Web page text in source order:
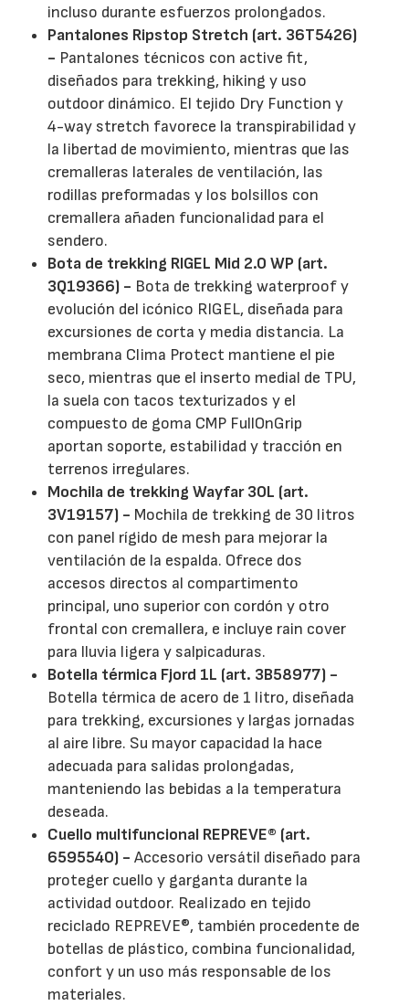
incluso durante esfuerzos prolongados.
Pantalones Ripstop Stretch (art. 36T5426)
- Pantalones técnicos con active fit,
diseñados para trekking, hiking y uso
outdoor dinámico. El tejido Dry Function y
4-way stretch favorece la transpirabilidad y
la libertad de movimiento, mientras que las
cremalleras laterales de ventilación, las
rodillas preformadas y los bolsillos con
cremallera añaden funcionalidad para el
sendero.
Bota de trekking RIGEL Mid 2.0 WP (art.
3Q19366) - Bota de trekking waterproof y
evolución del icónico RIGEL, diseñada para
excursiones de corta y media distancia. La
membrana Clima Protect mantiene el pie
seco, mientras que el inserto medial de TPU,
la suela con tacos texturizados y el
compuesto de goma CMP FullOnGrip
aportan soporte, estabilidad y tracción en
terrenos irregulares.
Mochila de trekking Wayfar 30L (art.
3V19157) - Mochila de trekking de 30 litros
con panel rígido de mesh para mejorar la
ventilación de la espalda. Ofrece dos
accesos directos al compartimento
principal, uno superior con cordón y otro
frontal con cremallera, e incluye rain cover
para lluvia ligera y salpicaduras.
Botella térmica Fjord 1L (art. 3B58977) -
Botella térmica de acero de 1 litro, diseñada
para trekking, excursiones y largas jornadas
al aire libre. Su mayor capacidad la hace
adecuada para salidas prolongadas,
manteniendo las bebidas a la temperatura
deseada.
Cuello multifuncional REPREVE® (art.
6595540) - Accesorio versátil diseñado para
proteger cuello y garganta durante la
actividad outdoor. Realizado en tejido
reciclado REPREVE®, también procedente de
botellas de plástico, combina funcionalidad,
confort y un uso más responsable de los
materiales.